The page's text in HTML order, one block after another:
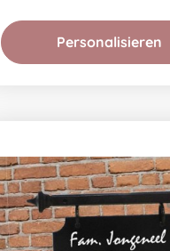
Personalisieren